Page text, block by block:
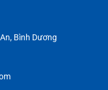
Bình Dương